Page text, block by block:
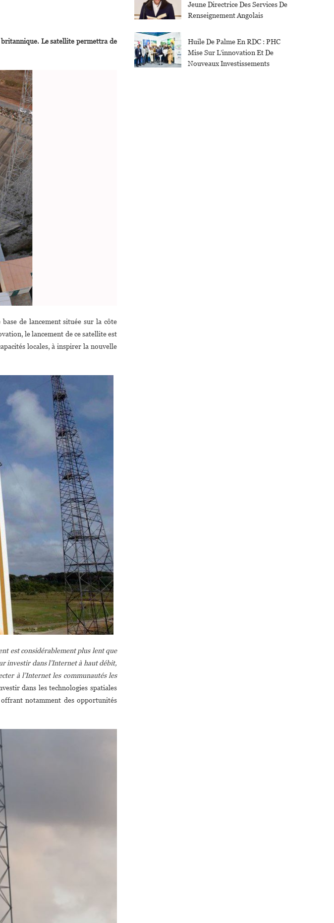
britannique. Le satellite permettra de
de lancement située sur la côte
le lancement de ce satellite est
locales, à inspirer la nouvelle
est considérablement plus lent que
investir dans l’Internet à haut débit,
à l’Internet les communautés les
dans les technologies spatiales
notamment des opportunités
Jeune Directrice Des Services De
Renseignement Angolais
Huile De Palme En RDC : PHC
Mise Sur L’innovation Et De
Nouveaux Investissements